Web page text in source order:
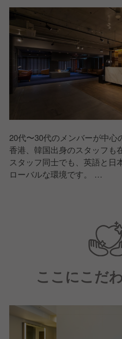
です。
私たちが得ている評価は、決
ではありません。
日々の業務における小さな
愚直に徹底し続ける姿勢が、
す。
「評価の高いホテルで働きた
を「自らの手で守り、さらに
当事者意識に変わっていく。
そんな能動的な姿勢で、一歩
と願う方のご応募を、心より
20代〜30代のメンバーが中心
香港、韓国出身のスタッフも
スタッフ同士でも、英語と日
ローバルな環境です。
テル未経験で入社しています。
◆経験の有無などは全く関係
汲み取り、それに対応するた
方、より良いホテルにしてい
のが良いか考えられる方が、
わって頂きます。
◆グローバルな職場環境です。
ここにこだ